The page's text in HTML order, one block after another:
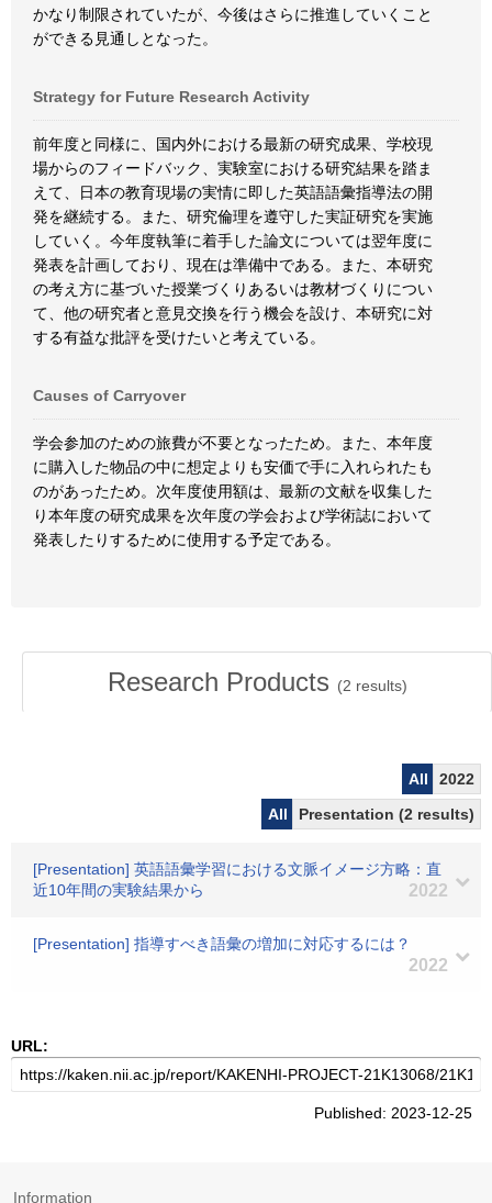
かなり制限されていたが、今後はさらに推進していくこと
ができる見通しとなった。
Strategy for Future Research Activity
前年度と同様に、国内外における最新の研究成果、学校現
場からのフィードバック、実験室における研究結果を踏ま
えて、日本の教育現場の実情に即した英語語彙指導法の開
発を継続する。また、研究倫理を遵守した実証研究を実施
していく。今年度執筆に着手した論文については翌年度に
発表を計画しており、現在は準備中である。また、本研究
の考え方に基づいた授業づくりあるいは教材づくりについ
て、他の研究者と意見交換を行う機会を設け、本研究に対
する有益な批評を受けたいと考えている。
Causes of Carryover
学会参加のための旅費が不要となったため。また、本年度
に購入した物品の中に想定よりも安価で手に入れられたも
のがあったため。次年度使用額は、最新の文献を収集した
り本年度の研究成果を次年度の学会および学術誌において
発表したりするために使用する予定である。
Research Products (2 results)
All
2022
All
Presentation (2 results)
[Presentation] 英語語彙学習における文脈イメージ方略：直
近10年間の実験結果から
2022
[Presentation] 指導すべき語彙の増加に対応するには？
2022
URL:
Published: 2023-12-25
Information